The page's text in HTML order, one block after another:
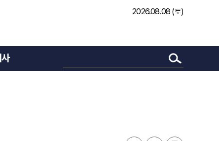
2026.08.08 (토)